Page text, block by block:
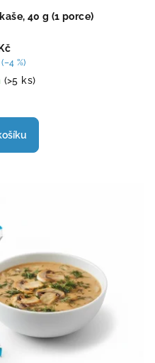
40 g (1 porce)
(–4 %)
(>5 ks)